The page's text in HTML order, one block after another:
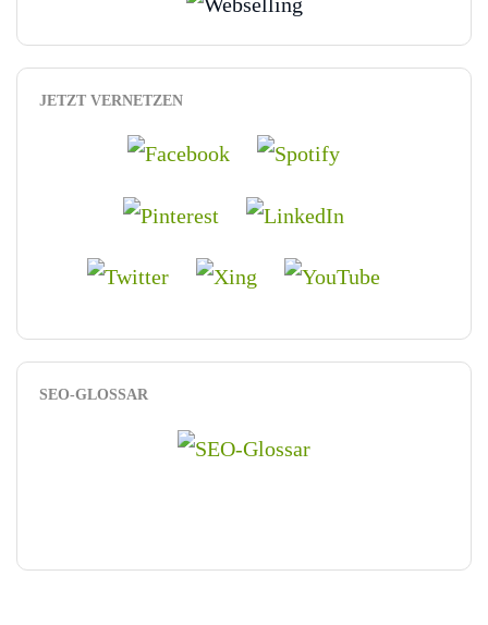
JETZT VERNETZEN
SEO-GLOSSAR